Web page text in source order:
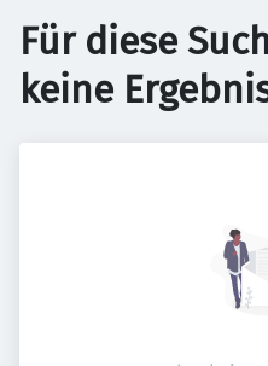
Für diese
keine